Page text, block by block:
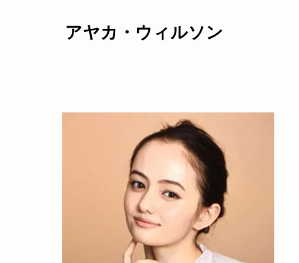
アヤカ・ウィルソン